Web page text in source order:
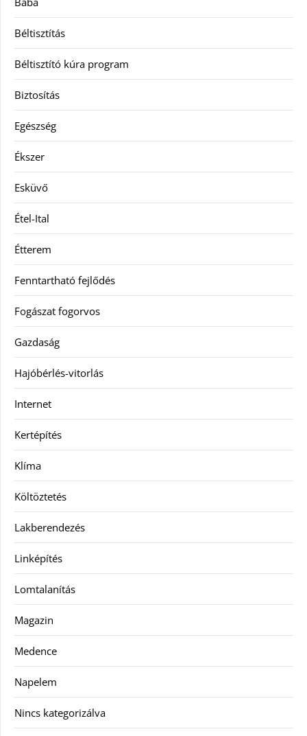
Béltisztítás
Béltisztító kúra program
Biztosítás
Egészség
Ékszer
Esküvő
Étel-Ital
Étterem
Fenntartható fejlődés
Fogászat fogorvos
Gazdaság
Hajóbérlés-vitorlás
Internet
Kertépítés
Klíma
Költöztetés
Lakberendezés
Linképítés
Lomtalanítás
Magazin
Medence
Napelem
Nincs kategorizálva